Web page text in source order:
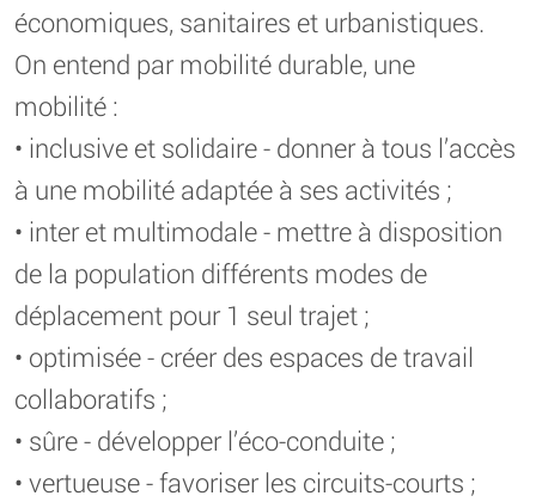
économiques, sanitaires et urbanistiques.
On entend par mobilité durable, une
mobilité :
• inclusive et solidaire - donner à tous l’accès
à une mobilité adaptée à ses activités ;
• inter et multimodale - mettre à disposition
de la population différents modes de
déplacement pour 1 seul trajet ;
• optimisée - créer des espaces de travail
collaboratifs ;
• sûre - développer l’éco-conduite ;
• vertueuse - favoriser les circuits-courts ;